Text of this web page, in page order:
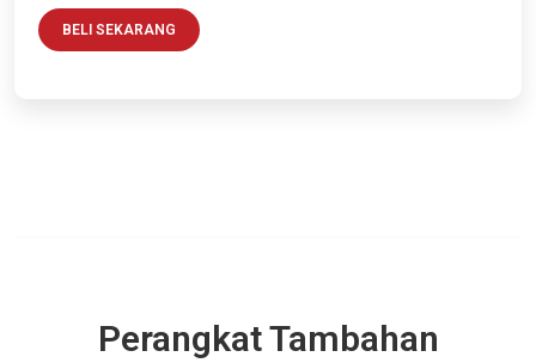
BELI SEKARANG
Perangkat Tambahan